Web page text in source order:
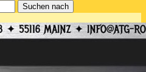
Suchen nach